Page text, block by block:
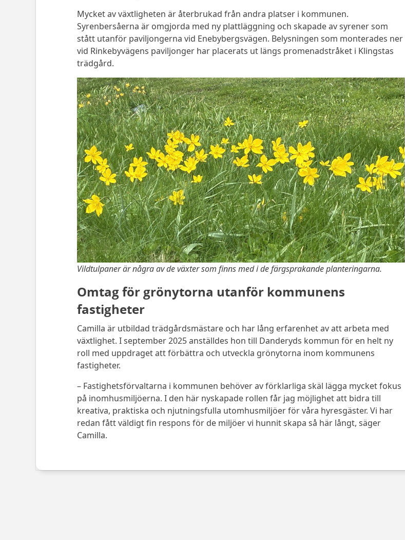
Mycket av växtligheten är återbrukad från andra platser i kommunen.
Syrenbersåerna är omgjorda med ny plattläggning och skapade av syrener som
stått utanför paviljongerna vid Enebybergsvägen. Belysningen som monterades ner
vid Rinkebyvägens paviljonger har placerats ut längs promenadstråket i Klingstas
trädgård.
Vildtulpaner är några av de växter som finns med i de färgsprakande planteringarna.
Omtag för grönytorna utanför kommunens
fastigheter
Camilla är utbildad trädgårdsmästare och har lång erfarenhet av att arbeta med
växtlighet. I september 2025 anställdes hon till Danderyds kommun för en helt ny
roll med uppdraget att förbättra och utveckla grönytorna inom kommunens
fastigheter.
– Fastighetsförvaltarna i kommunen behöver av förklarliga skäl lägga mycket fokus
på inomhusmiljöerna. I den här nyskapade rollen får jag möjlighet att bidra till
kreativa, praktiska och njutningsfulla utomhusmiljöer för våra hyresgäster. Vi har
redan fått väldigt fin respons för de miljöer vi hunnit skapa så här långt, säger
Camilla.